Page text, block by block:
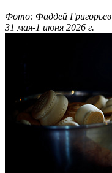
Фото: Фаддей Григорьев
31 мая-1 июня 2026 г.